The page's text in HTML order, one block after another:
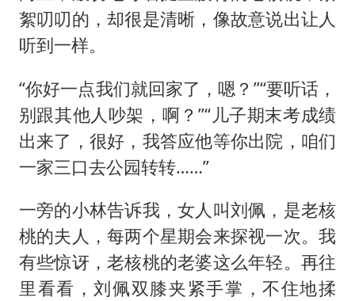
絮叨叨的，却很是清晰，像故意说出让人
听到一样。
“你好一点我们就回家了，嗯？”“要听话，
别跟其他人吵架，啊？”“儿子期末考成绩
出来了，很好，我答应他等你出院，咱们
一家三口去公园转转……”
一旁的小林告诉我，女人叫刘佩，是老核
桃的夫人，每两个星期会来探视一次。我
有些惊讶，老核桃的老婆这么年轻。再往
里看看，刘佩双膝夹紧手掌，不住地揉